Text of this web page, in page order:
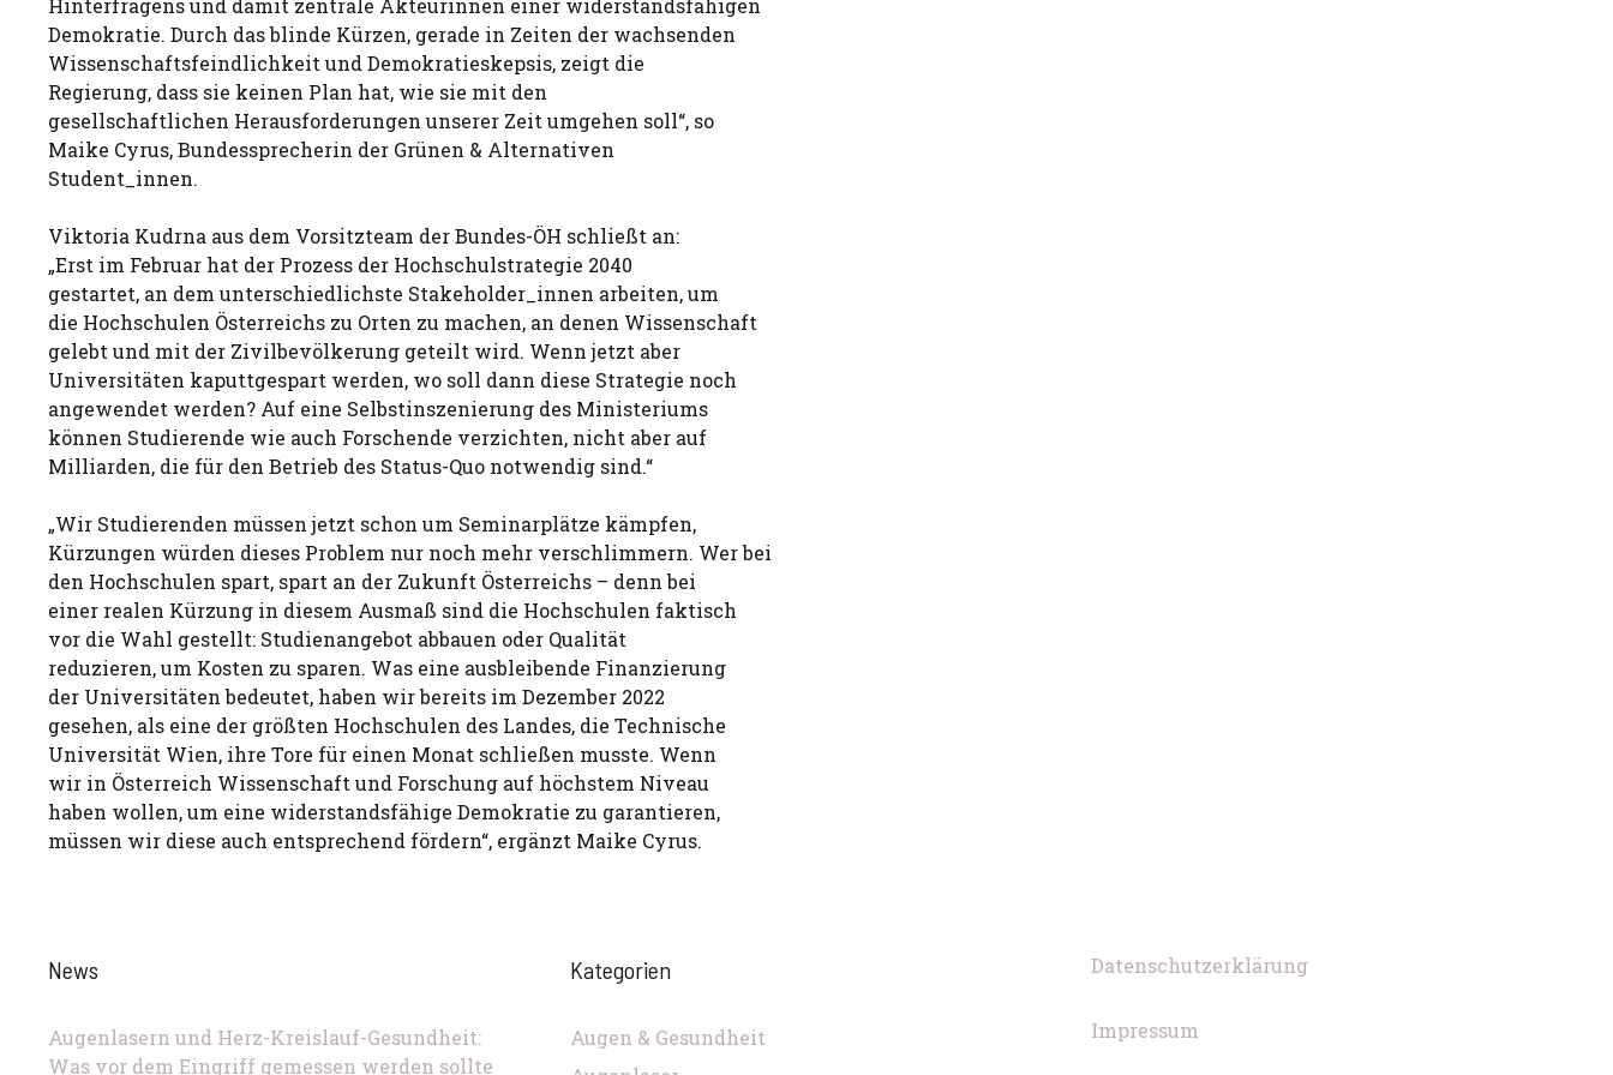
Hinterfragens und damit zentrale Akteurinnen einer widerstandsfähigen
Demokratie. Durch das blinde Kürzen, gerade in Zeiten der wachsenden
Wissenschaftsfeindlichkeit und Demokratieskepsis, zeigt die
Regierung, dass sie keinen Plan hat, wie sie mit den
gesellschaftlichen Herausforderungen unserer Zeit umgehen soll“, so
Maike Cyrus, Bundessprecherin der Grünen & Alternativen
Student_innen.
Viktoria Kudrna aus dem Vorsitzteam der Bundes-ÖH schließt an:
„Erst im Februar hat der Prozess der Hochschulstrategie 2040
gestartet, an dem unterschiedlichste Stakeholder_innen arbeiten, um
die Hochschulen Österreichs zu Orten zu machen, an denen Wissenschaft
gelebt und mit der Zivilbevölkerung geteilt wird. Wenn jetzt aber
Universitäten kaputtgespart werden, wo soll dann diese Strategie noch
angewendet werden? Auf eine Selbstinszenierung des Ministeriums
können Studierende wie auch Forschende verzichten, nicht aber auf
Milliarden, die für den Betrieb des Status-Quo notwendig sind.“
„Wir Studierenden müssen jetzt schon um Seminarplätze kämpfen,
Kürzungen würden dieses Problem nur noch mehr verschlimmern. Wer bei
den Hochschulen spart, spart an der Zukunft Österreichs – denn bei
einer realen Kürzung in diesem Ausmaß sind die Hochschulen faktisch
vor die Wahl gestellt: Studienangebot abbauen oder Qualität
reduzieren, um Kosten zu sparen. Was eine ausbleibende Finanzierung
der Universitäten bedeutet, haben wir bereits im Dezember 2022
gesehen, als eine der größten Hochschulen des Landes, die Technische
Universität Wien, ihre Tore für einen Monat schließen musste. Wenn
wir in Österreich Wissenschaft und Forschung auf höchstem Niveau
haben wollen, um eine widerstandsfähige Demokratie zu garantieren,
müssen wir diese auch entsprechend fördern“, ergänzt Maike Cyrus.
News
Augenlasern und Herz-Kreislauf-Gesundheit:
Was vor dem Eingriff gemessen werden sollte
Kategorien
Augen & Gesundheit
Datenschutzerklärung
Impressum